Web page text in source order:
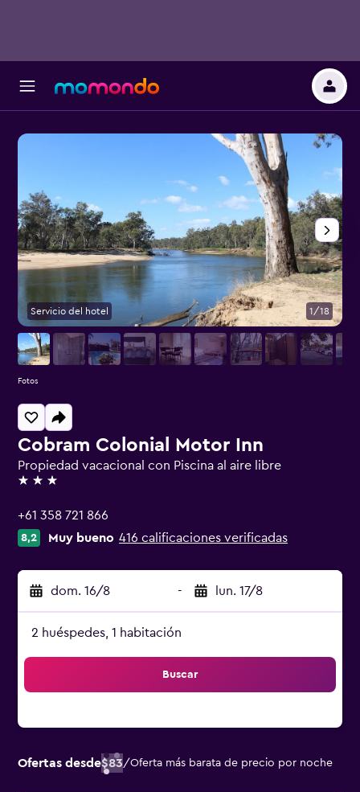
Cobram Colonial Motor Inn
Propiedad vacacional con Piscina al aire libre
3 estrellas
+61 358 721 866
8,2 Muy bueno 416 calificaciones verificadas
dom. 16/8 - lun. 17/8
2 huéspedes, 1 habitación
Buscar
Ofertas desde$83/Oferta más barata de precio por noche
Servicio del hotel 1/18
Fotos